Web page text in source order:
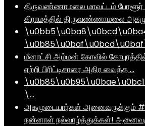
திருவண்ணாமலை மாவட்டம் போளூர்
கிராமத்தில் திருவண்ணாமலை
மீனாட்சி அம்மன் கோவில்
ஏற்றி பிரிட்டிசாரை அதிர வைத்த …
\…
அகமுடையார்கள் அனைவருக்கும்
நன்னாள் நல்வாழ்த்துக்கள்!